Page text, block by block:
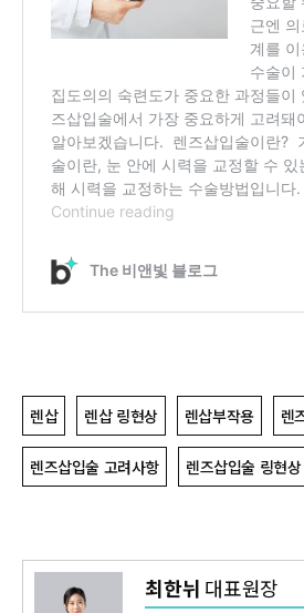
렌삽 렌삽 링현상 렌삽부작용 렌
렌즈삽입술 고려사항 렌즈삽입술 링현상
최한뉘 대표원장